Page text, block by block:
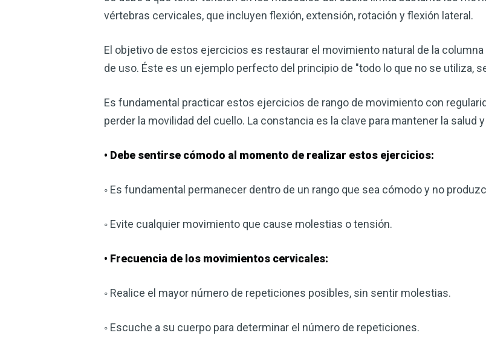
vértebras cervicales, que incluyen flexión, extensión, rotación y flexión lateral.
El objetivo de estos ejercicios es restaurar el movimiento natural de la
de uso. Éste es un ejemplo perfecto del principio de "todo lo que no se utiliza,
Es fundamental practicar estos ejercicios de rango de movimiento con
perder la movilidad del cuello. La constancia es la clave para mantener la salud
• Debe sentirse cómodo al momento de realizar estos ejercicios:
◦ Es fundamental permanecer dentro de un rango que sea cómodo y no
◦ Evite cualquier movimiento que cause molestias o tensión.
• Frecuencia de los movimientos cervicales:
◦ Realice el mayor número de repeticiones posibles, sin sentir molestias.
◦ Escuche a su cuerpo para determinar el número de repeticiones.